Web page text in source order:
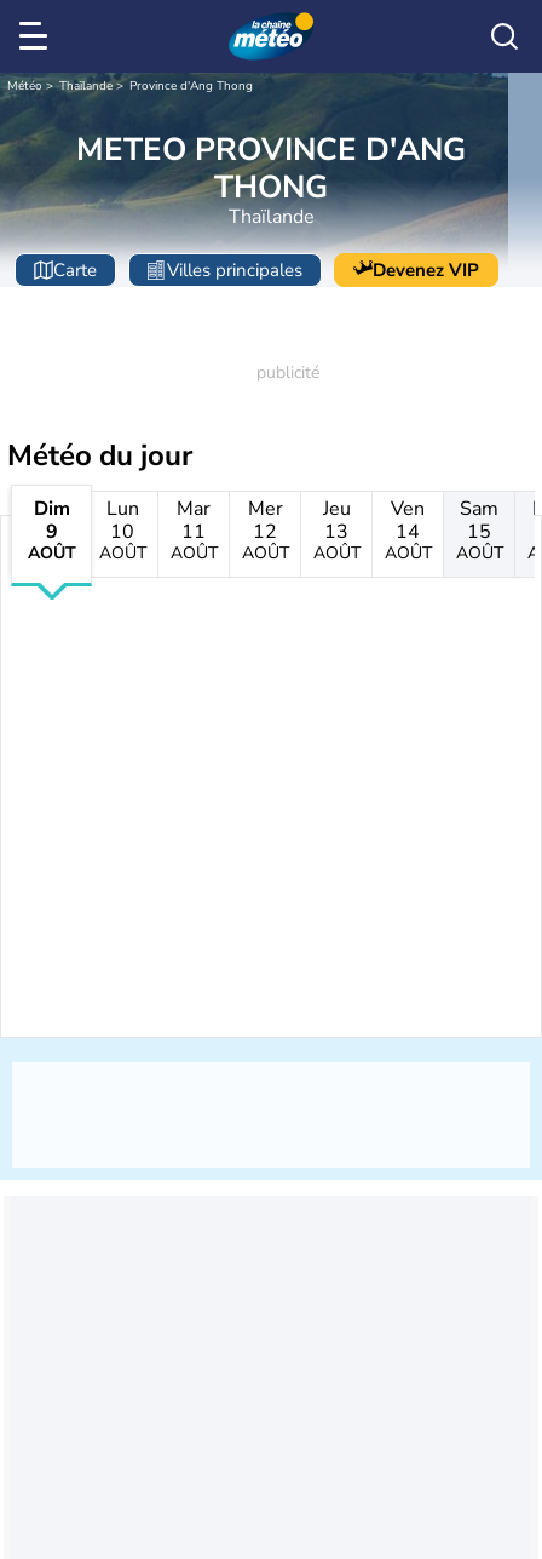
Météo Thaïlande Province d'Ang Thong
METEO PROVINCE D'ANG
THONG
Thaïlande
Carte Villes principales Devenez VIP
Météo du jour
Dim
9
AOÛT
Lun
10
AOÛT
Mar
11
AOÛT
Mer
12
AOÛT
Jeu
13
AOÛT
Ven
14
AOÛT
Sam
15
AOÛT